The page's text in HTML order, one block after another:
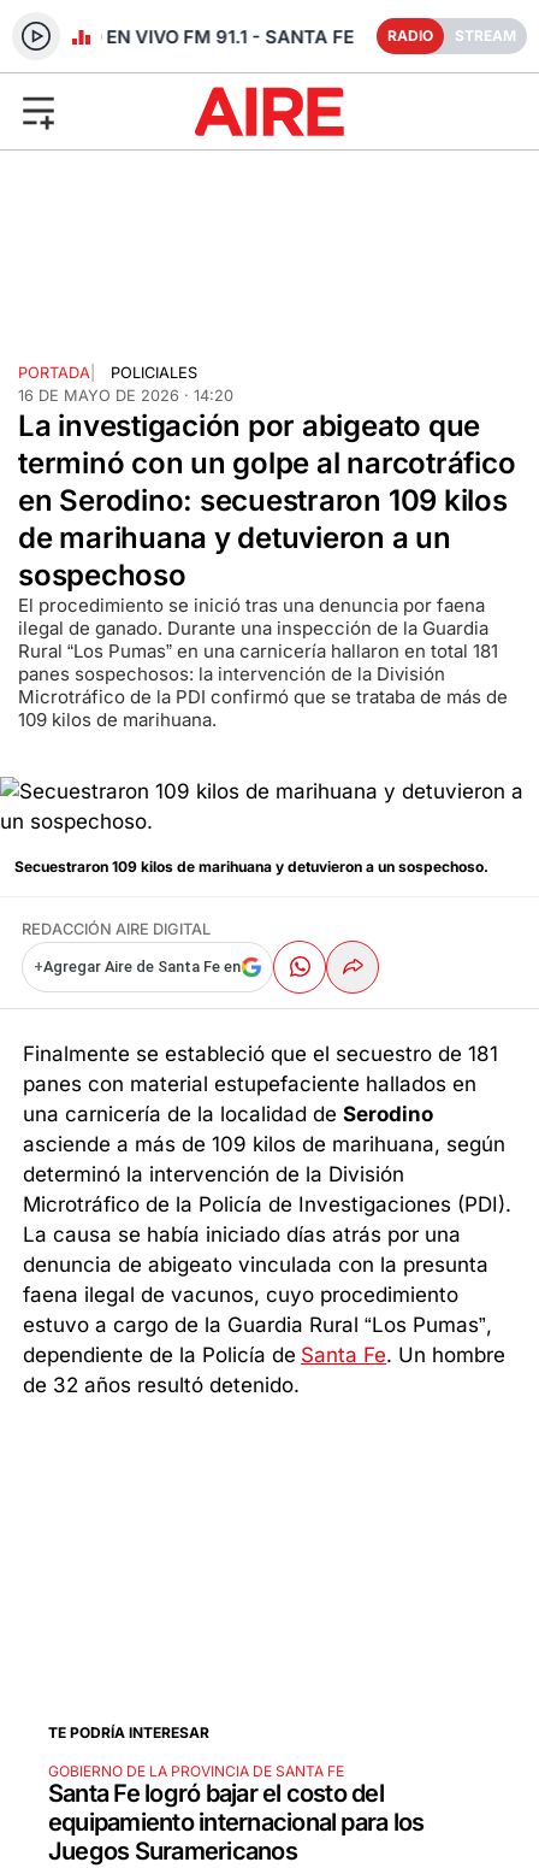
RADIO EN VIVO FM 91.1 - SANTA FE RADIO STREAM
PORTADA
POLICIALES
16 DE MAYO DE 2026 · 14:20
La investigación por abigeato que
terminó con un golpe al narcotráfico
en Serodino: secuestraron 109 kilos
de marihuana y detuvieron a un
sospechoso
El procedimiento se inició tras una denuncia por faena
ilegal de ganado. Durante una inspección de la Guardia
Rural “Los Pumas” en una carnicería hallaron en total 181
panes sospechosos: la intervención de la División
Microtráfico de la PDI confirmó que se trataba de más de
109 kilos de marihuana.
Secuestraron 109 kilos de marihuana y detuvieron a un sospechoso.
REDACCIÓN AIRE DIGITAL
+Agregar Aire de Santa Fe en
Finalmente se estableció que el secuestro de 181
panes con material estupefaciente hallados en
una carnicería de la localidad deSerodino
asciende a más de 109 kilos de marihuana, según
determinó la intervención de la División
Microtráfico de la Policía de Investigaciones (PDI).
La causa se había iniciado días atrás por una
denuncia de abigeato vinculada con la presunta
faena ilegal de vacunos, cuyo procedimiento
estuvo a cargo de la Guardia Rural “Los Pumas”,
dependiente de la Policía de Santa Fe. Un hombre
de 32 años resultó detenido.
TE PODRÍA INTERESAR
GOBIERNO DE LA PROVINCIA DE SANTA FE
Santa Fe logró bajar el costo del
equipamiento internacional para los
Juegos Suramericanos